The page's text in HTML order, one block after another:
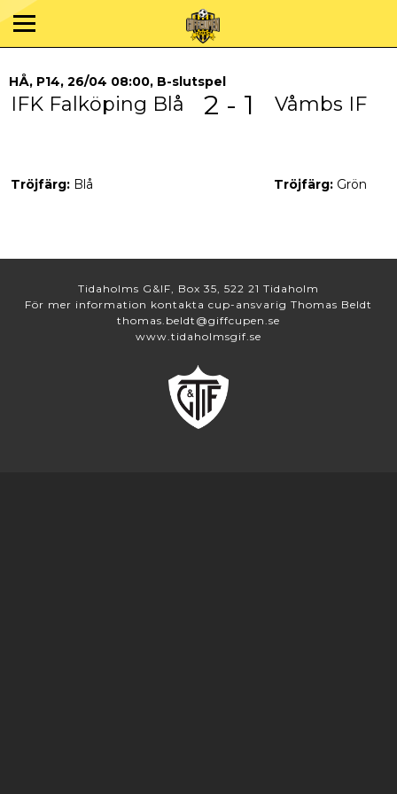
HÅ, P14, 26/04 08:00, B-slutspel
IFK Falköping Blå 2 - 1 Våmbs IF
Tröjfärg: Blå Tröjfärg: Grön
Tidaholms G&IF, Box 35, 522 21 Tidaholm
För mer information kontakta cup-ansvarig Thomas Beldt
thomas.beldt@giffcupen.se
www.tidaholmsgif.se